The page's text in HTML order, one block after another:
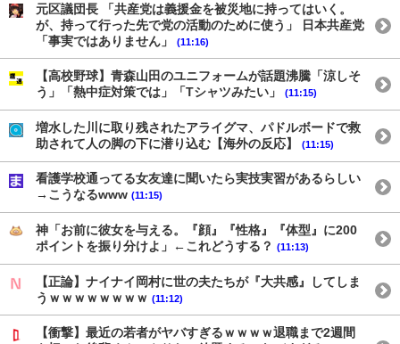
元区議団長 「共産党は義援金を被災地に持ってはいく。
が、持って行った先で党の活動のために使う」 日本共産党
「事実ではありません」
(11:16)
【高校野球】青森山田のユニフォームが話題沸騰「涼しそ
う」「熱中症対策では」「Tシャツみたい」
(11:15)
増水した川に取り残されたアライグマ、パドルボードで救
助されて人の脚の下に潜り込む【海外の反応】
(11:15)
看護学校通ってる女友達に聞いたら実技実習があるらしい
→こうなるwww (11:15)
神「お前に彼女を与える。『顔』『性格』『体型』に200
ポイントを振り分けよ」←これどうする？ (11:13)
【正論】ナイナイ岡村に世の夫たちが『大共感』してしま
うｗｗｗｗｗｗｗｗ (11:12)
【衝撃】最近の若者がヤバすぎるｗｗｗｗ退職まで2週間